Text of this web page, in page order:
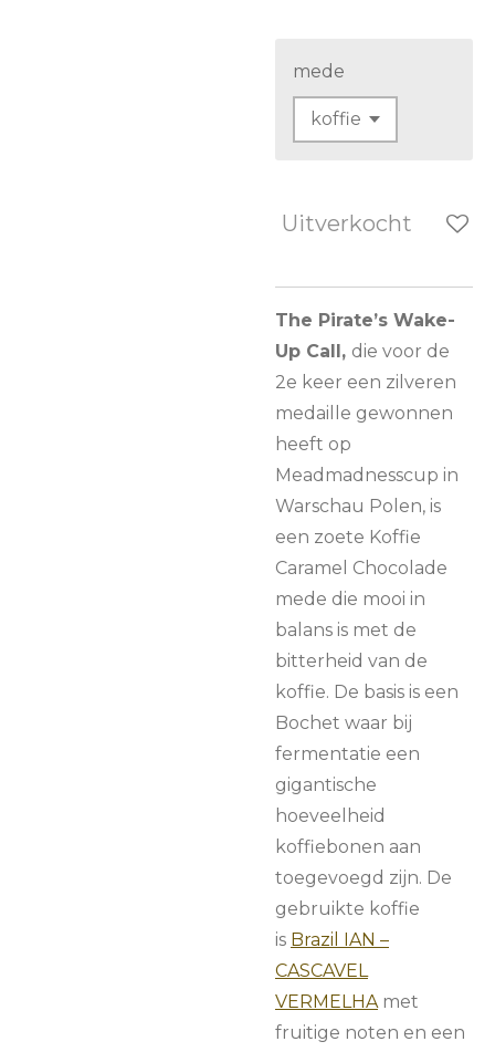
mede
Uitverkocht
The Pirate’s Wake-
Up Call, die voor de
2e keer een zilveren
medaille gewonnen
heeft op
Meadmadnesscup in
Warschau Polen, is
een zoete Koffie
Caramel Chocolade
mede die mooi in
balans is met de
bitterheid van de
koffie. De basis is een
Bochet waar bij
fermentatie een
gigantische
hoeveelheid
koffiebonen aan
toegevoegd zijn. De
gebruikte koffie
is Brazil IAN –
CASCAVEL
VERMELHAmet
fruitige noten en een